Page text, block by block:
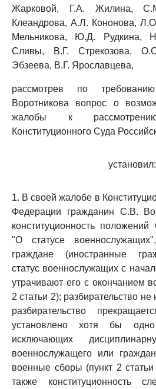
Жарковой, Г.А. Жилина,
Клеандрова, А.Л. Кононова,
Мельникова, Ю.Д. Рудкина,
Сливы, В.Г. Стрекозова,
Эбзеева, В.Г. Ярославцева,
рассмотрев по
Воротникова вопрос о
жалобы к
Конституционного Суда
установил:
1. В своей жалобе в
Федерации гражданин С.В.
конституционность положений
"О статусе
граждане (иностранные
статус военнослужащих с
утрачивают его с окончанием
2 статьи 2); разбирательство
разбирательство
установлено хотя бы одно
исключающих
военнослужащего или
военные сборы (пункт 2
также конституционность